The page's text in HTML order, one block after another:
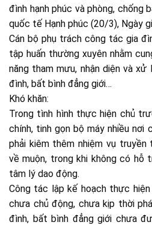
đình hạnh phúc và phòng, chống
quốc tế Hạnh phúc (20/3), Ngày
Cán bộ phụ trách công tác gia
tập huấn thường xuyên nhằm
năng tham mưu, nhận diện và
đình, bất bình đẳng giới…
Khó khăn:
Trong tình hình thực hiện chủ
chính, tinh gọn bộ máy nhiều nơi
phải kiêm thêm nhiệm vụ truyền
về muộn, trong khi không có hỗ
tâm lý dao động.
Công tác lập kế hoạch thực
chưa chủ động, chưa kịp thời
đình, bất bình đẳng giới chưa